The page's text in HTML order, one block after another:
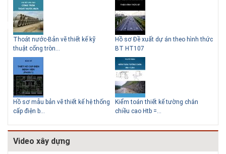
Giải pháp xử lý thấm chân
tường
Thoát nước-Bản vẽ thiết kế kỹ
thuật cống tròn...
Hồ sơ mẫu bản vẽ thiết kế hệ thống
cấp điện b...
Hồ sơ Đề xuất dự án theo hình thức
BT HT107
Kiểm toán thiết kế tường chắn
chiều cao Htb =...
Video xây dựng